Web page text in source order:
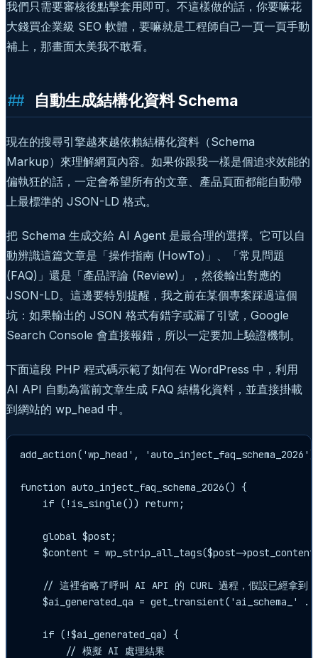
我們只需要審核後點擊套用即可。不這樣做的話，你要嘛花
大錢買企業級 SEO 軟體，要嘛就是工程師自己一頁一頁手動
補上，那畫面太美我不敢看。
自動生成結構化資料 Schema
現在的搜尋引擎越來越依賴結構化資料（Schema
Markup）來理解網頁內容。如果你跟我一樣是個追求效能的
偏執狂的話，一定會希望所有的文章、產品頁面都能自動帶
上最標準的 JSON-LD 格式。
把 Schema 生成交給 AI Agent 是最合理的選擇。它可以自
動辨識這篇文章是「操作指南 (HowTo)」、「常見問題
(FAQ)」還是「產品評論 (Review)」，然後輸出對應的
JSON-LD。這邊要特別提醒，我之前在某個專案踩過這個
坑：如果輸出的 JSON 格式有錯字或漏了引號，Google
Search Console 會直接報錯，所以一定要加上驗證機制。
下面這段 PHP 程式碼示範了如何在 WordPress 中，利用
AI API 自動為當前文章生成 FAQ 結構化資料，並直接掛載
到網站的 wp_head 中。
add_action('wp_head',
function auto_inject_faq_schema_2026() {
    if (!is_single()) return;
    global $post;
$content = wp_strip_all_tags($post-
// 這裡省略了呼叫 AI API 的 CURL 過程，假設已經拿到
$ai_generated_qa = get_transient('ai_schema_' .
    if (!$ai_generated_qa) {
        // 模擬 AI 處理結果